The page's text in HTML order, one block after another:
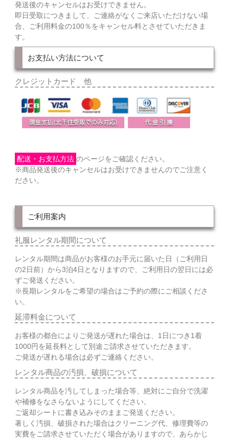
発送後のキャンセルはお受けできません。
即日受取につきまして、ご連絡がなくご来店いただけない場
合、ご利用料金の100％をキャンセル料とさせていただきま
す。
お支払い方法について
クレジットカード 他
配送・お支払方法 のページをご確認ください。
※商品発送後のキャンセルはお受けできませんのでご注意く
ださい。
ご利用案内
礼服レンタル期間について
レンタル期間は商品がお客様のお手元に届いた日（ご利用日
の2日前）から3泊4日となりますので、ご利用日の翌日には必
ずご発送ください。
※長期レンタルをご希望の場合はご予約の際にご相談くださ
い。
延滞料金について
お客様の都合によりご発送が遅れた場合は、1日につき1着
1000円を延長料として別途ご請求させていただきます。
ご発送が遅れる場合は必ずご連絡ください。
レンタル商品の汚損、破損について
レンタル商品を汚してしまった場合等、絶対にご自分で洗濯
や補修をなさらないようにしてください。
ご返却シートに書き込みそのままご発送ください。
著しく汚損、破損された場合はクリーニング代、修理費等の
実費をご請求させていただく場合がありますので、あらかじ